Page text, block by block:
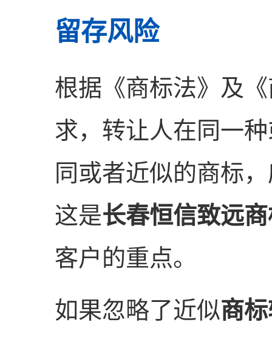
留存风险
根据《商标法》及
求，转让人在同一
同或者近似的商标
这是长春恒信致远
客户的重点。
如果忽略了近似商